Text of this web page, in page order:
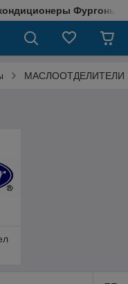
Фургоны
МАСЛООТДЕЛИТЕЛИ